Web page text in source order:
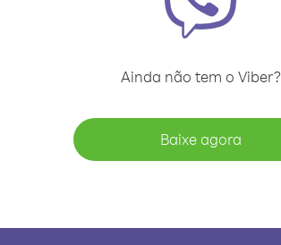
Ainda não tem o Viber?
Baixe agora